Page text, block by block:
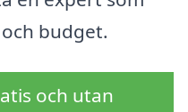
budget.
och utan